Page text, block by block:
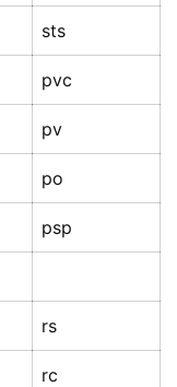
sts
pvc
pv
po
psp
rs
rc